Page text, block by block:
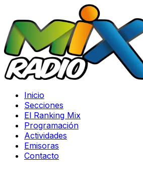
Inicio
Secciones
El Ranking Mix
Programación
Actividades
Emisoras
Contacto